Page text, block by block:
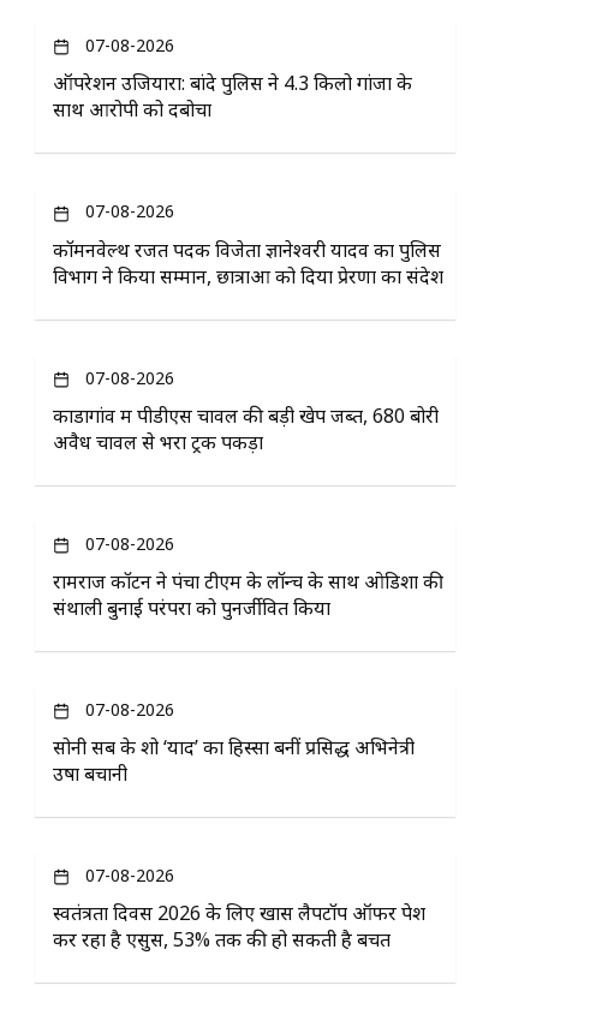
07-08-2026
ऑपरेशन उजियारा: बांदे पुलिस ने 4.3 किलो गांजा के
साथ आरोपी को दबोचा
07-08-2026
कॉमनवेल्थ रजत पदक विजेता ज्ञानेश्वरी यादव का पुलिस
विभाग ने किया सम्मान, छात्राओं को दिया प्रेरणा का संदेश
07-08-2026
कोंडागांव में पीडीएस चावल की बड़ी खेप जब्त, 680 बोरी
अवैध चावल से भरा ट्रक पकड़ा
07-08-2026
रामराज कॉटन ने पंचा टीएम के लॉन्च के साथ ओडिशा की
संथाली बुनाई परंपरा को पुनर्जीवित किया
07-08-2026
सोनी सब के शो ‘यादें’ का हिस्सा बनीं प्रसिद्ध अभिनेत्री
उषा बचानी
07-08-2026
स्वतंत्रता दिवस 2026 के लिए खास लैपटॉप ऑफर पेश
कर रहा है एसुस, 53% तक की हो सकती है बचत